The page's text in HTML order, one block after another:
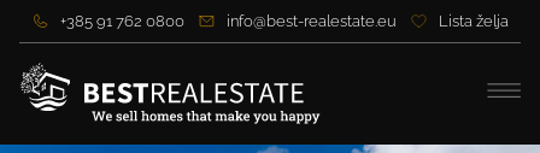
+385 91 762 0800 info@best-realestate.eu Lista želja